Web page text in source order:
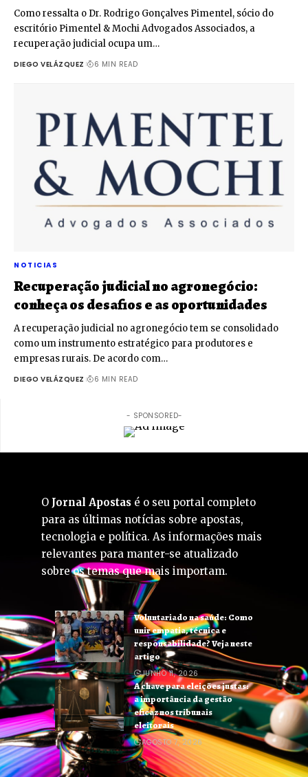
Como ressalta o Dr. Rodrigo Gonçalves Pimentel, sócio do
escritório Pimentel & Mochi Advogados Associados, a
recuperação judicial ocupa um…
DIEGO VELÁZQUEZ 6 MIN READ
NOTICIAS
Recuperação judicial no agronegócio:
conheça os desafios e as oportunidades
A recuperação judicial no agronegócio tem se consolidado
como um instrumento estratégico para produtores e
empresas rurais. De acordo com…
DIEGO VELÁZQUEZ 6 MIN READ
- SPONSORED-
O Jornal Apostas é o seu portal completo
para as últimas notícias sobre apostas,
tecnologia e política. As informações mais
relevantes para manter-se atualizado
sobre os temas que mais importam.
Voluntariado na saúde: Como
unir empatia, técnica e
responsabilidade? Veja neste
artigo
JUNHO 11, 2026
A chave para eleições justas:
a importância da gestão
eficaz nos tribunais
eleitorais
AGOSTO 7, 2026